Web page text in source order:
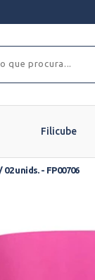
Filicube
unids. - FP00706